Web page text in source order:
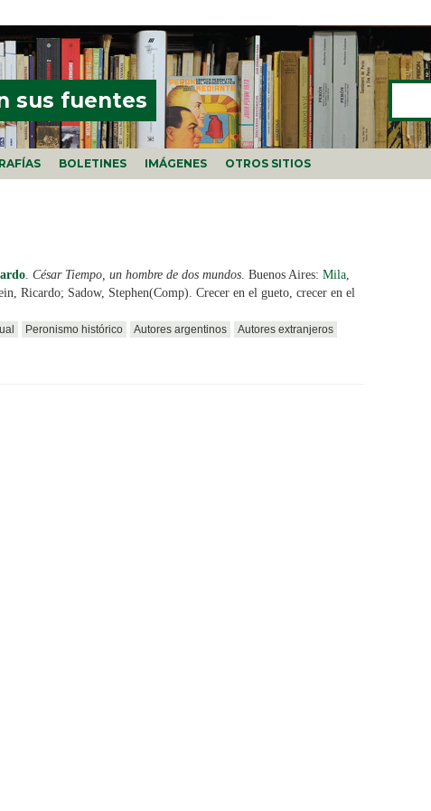
sus fuentes
Buscar
BOLETINES IMÁGENES OTROS SITIOS
. César Tiempo, un hombre de dos mundos. Buenos Aires: Mila,
Ricardo; Sadow, Stephen(Comp). Crecer en el gueto, crecer en el
Peronismo histórico Autores argentinos Autores extranjeros